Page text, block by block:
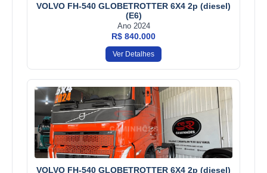
VOLVO FH-540 GLOBETROTTER 6X4 2p (diesel)
(E6)
Ano 2024
R$ 840.000
Ver Detalhes
VOLVO FH-540 GLOBETROTTER 6X4 2p (diesel)